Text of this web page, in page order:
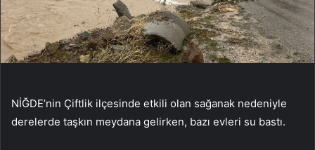
NİĞDE’nin Çiftlik ilçesinde etkili olan sağanak nedeniyle
derelerde taşkın meydana gelirken, bazı evleri su bastı.